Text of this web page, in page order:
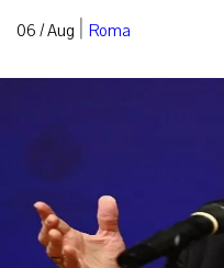
06 / Aug | Roma